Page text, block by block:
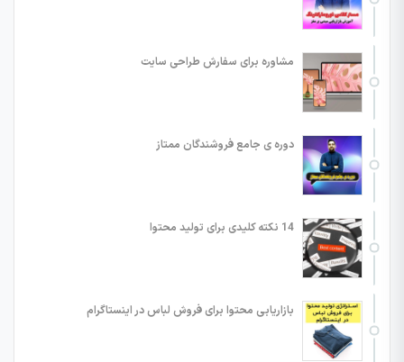
مشاوره برای سفارش طراحی سایت
دوره ی جامع فروشندگان ممتاز
14 نکته کلیدی برای تولید محتوا
بازاریابی محتوا برای فروش لباس در اینستاگرام